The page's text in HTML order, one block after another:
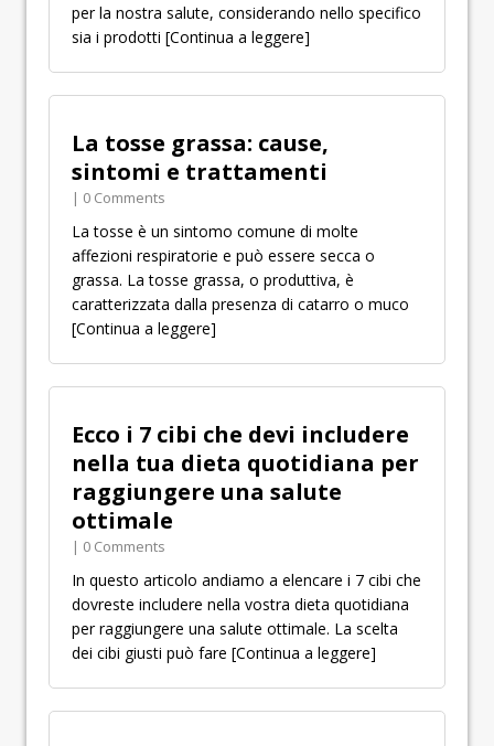
per la nostra salute, considerando nello specifico
sia i prodotti [Continua a leggere]
La tosse grassa: cause,
sintomi e trattamenti
| 0 Comments
La tosse è un sintomo comune di molte
affezioni respiratorie e può essere secca o
grassa. La tosse grassa, o produttiva, è
caratterizzata dalla presenza di catarro o muco
[Continua a leggere]
Ecco i 7 cibi che devi includere
nella tua dieta quotidiana per
raggiungere una salute
ottimale
| 0 Comments
In questo articolo andiamo a elencare i 7 cibi che
dovreste includere nella vostra dieta quotidiana
per raggiungere una salute ottimale. La scelta
dei cibi giusti può fare [Continua a leggere]